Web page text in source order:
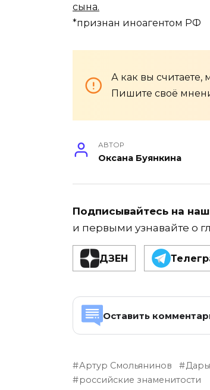
сына.
*признан иноагентом РФ
А как вы
Пишите своё
АВТОР
Оксана Буянкина
Подписывайтесь на
и первыми узнавайте о
ДЗЕН
Оставить
Артур Смольянинов
российские знаменитости